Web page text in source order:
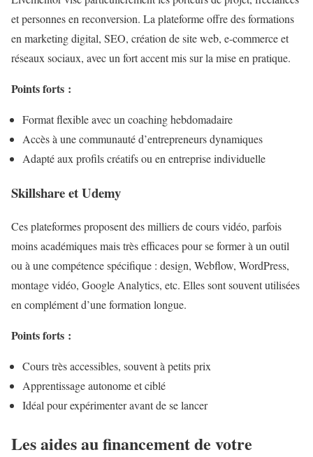
et personnes en reconversion. La plateforme offre des formations
en marketing digital, SEO, création de site web, e-commerce et
réseaux sociaux, avec un fort accent mis sur la mise en pratique.
Points forts :
Format flexible avec un coaching hebdomadaire
Accès à une communauté d’entrepreneurs dynamiques
Adapté aux profils créatifs ou en entreprise individuelle
Skillshare et Udemy
Ces plateformes proposent des milliers de cours vidéo, parfois
moins académiques mais très efficaces pour se former à un outil
ou à une compétence spécifique : design, Webflow, WordPress,
montage vidéo, Google Analytics, etc. Elles sont souvent utilisées
en complément d’une formation longue.
Points forts :
Cours très accessibles, souvent à petits prix
Apprentissage autonome et ciblé
Idéal pour expérimenter avant de se lancer
Les aides au financement de votre